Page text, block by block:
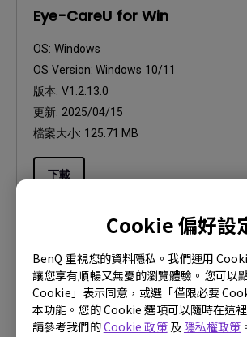
Cookie 偏好設
BenQ 重視您的資料隱私。我們運用
讓您享有順暢又無憂的瀏覽體驗。您可以
Cookie」表示同意，或選「僅限必要
本功能。您的 Cookie 選項可以隨時在這
請參考我們的Cookie 政策及 隱私權政策 。
Eye-CareU for Win
OS: Windows
OS Version: Windows 10/11
版本: V1.2.13.0
更新: 2025/04/15
檔案大小: 125.71 MB
下載
軟體
Eye-CareU Release Note
OS:Mac